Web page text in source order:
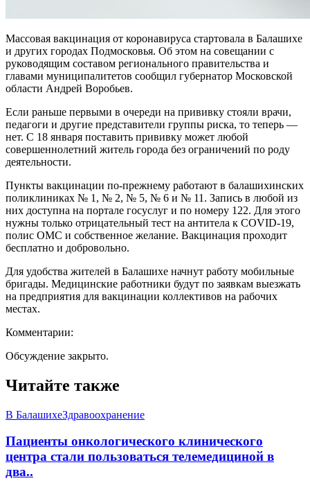
Массовая вакцинация от коронавируса стартовала в Балашихе
и других городах Подмосковья. Об этом на совещании с
руководящим составом регионального правительства и
главами муниципалитетов сообщил губернатор Московской
области Андрей Воробьев.
Если раньше первыми в очереди на прививку стояли врачи,
педагоги и другие представители группы риска, то теперь —
нет. С 18 января поставить прививку может любой
совершеннолетний житель города без ограничений по роду
деятельности.
Пункты вакцинации по-прежнему работают в балашихинских
поликлиниках № 1, № 2, № 5, № 6 и № 11. Запись в любой из
них доступна на портале госуслуг и по номеру 122. Для этого
нужны только отрицательный тест на антитела к COVID-19,
полис ОМС и собственное желание. Вакцинация проходит
бесплатно и добровольно.
Для удобства жителей в Балашихе начнут работу мобильные
бригады. Медицинские работники будут по заявкам выезжать
на предприятия для вакцинации коллективов на рабочих
местах.
Комментарии:
Обсуждение закрыто.
Читайте также
В БалашихеЗдравоохранение
Пациенты онкологического клинического
центра стали пользоваться телемедициной в
два..